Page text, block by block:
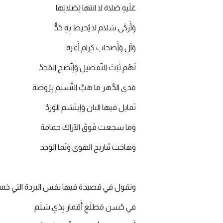
عَلَيهِ صَلاة لا انتها لِصَلاتِها
وَأَزكَى سَلام لا يُحيط بِهِ حَدُّ
وَآل وَأَصحاب كِرام أَعزة
لَهُم ثَبَتَ التَّفضيل وَاِتَّضح المَجدُ
مَدى الدَّهر ما هَبَّ النَّسيم بِرَوضة
تَمايل فيها البان وَاِبتَسَم الوَردُ
وَما سجعت فَوقَ الآراك حمامة
وَهاجَت تَباريح الهَوى وَنَما الوَجد
وتقول في قصيدة فيها نفس البردة التي
في حُسن مَطلَعِ أَقمار بِذي سَلَم